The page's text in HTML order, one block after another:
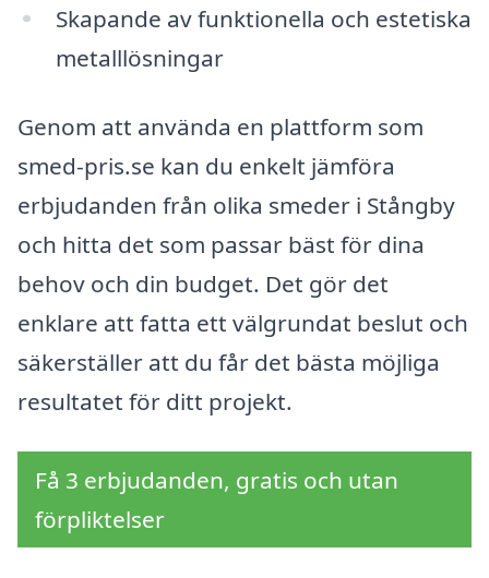
Skapande av funktionella och estetiska
metalllösningar
Genom att använda en plattform som
smed-pris.se kan du enkelt jämföra
erbjudanden från olika smeder i Stångby
och hitta det som passar bäst för dina
behov och din budget. Det gör det
enklare att fatta ett välgrundat beslut och
säkerställer att du får det bästa möjliga
resultatet för ditt projekt.
Få 3 erbjudanden, gratis och utan
förpliktelser